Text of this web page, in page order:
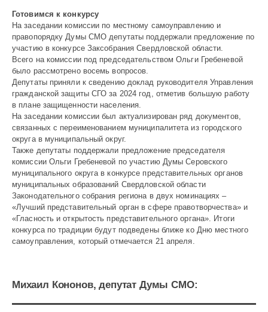
Готовимся к конкурсу
На заседании комиссии по местному самоуправлению и
правопорядку Думы СМО депутаты поддержали предложение по
участию в конкурсе Заксобрания Свердловской области.
Всего на комиссии под председательством Ольги Гребеневой
было рассмотрено восемь вопросов.
Депутаты приняли к сведению доклад руководителя Управления
гражданской защиты СГО за 2024 год, отметив большую работу
в плане защищенности населения.
На заседании комиссии был актуализирован ряд документов,
связанных с переименованием муниципалитета из городского
округа в муниципальный округ.
Также депутаты поддержали предложение председателя
комиссии Ольги Гребеневой по участию Думы Серовского
муниципального округа в конкурсе представительных органов
муниципальных образований Свердловской области
Законодательного собрания региона в двух номинациях –
«Лучший представительный орган в сфере правотворчества» и
«Гласность и открытость представительного органа». Итоги
конкурса по традиции будут подведены ближе ко Дню местного
самоуправления, который отмечается 21 апреля.
Михаил Кононов, депутат Думы СМО: